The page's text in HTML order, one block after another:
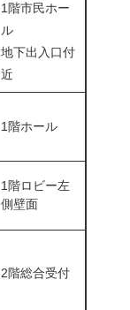
1階市民ホー
ル
地下出入口付
近
1階ホール
1階ロビー左
側壁面
2階総合受付